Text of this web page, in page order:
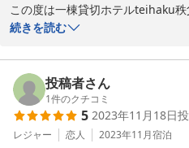
この度は一棟貸切ホテルteihaku
ありがとうございました。また貴
また是非皆様でお越しください。
ＢＢＱ×露天風呂付き一棟貸切
古民家邸
2026-01-17
続きを読む
投稿者さん
1件のクチコミ
5 2023年11月18日
レジャー 恋人 2023年11月宿泊